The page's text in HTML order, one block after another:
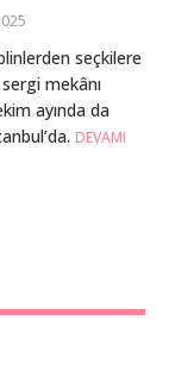
seçkilere
mekânı
ayında da
DEVAMI